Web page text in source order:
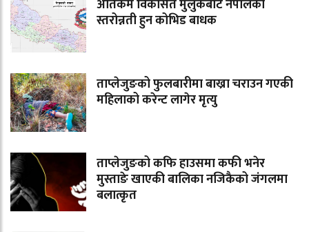
अतिकम विकसित मुलुकबाट नेपालको
स्तरोन्नती हुन कोभिड बाधक
ताप्लेजुङको फुलबारीमा बाख्रा चराउन गएकी
महिलाको करेन्ट लागेर मृत्यु
ताप्लेजुङको कफि हाउसमा कफी भनेर
मुस्ताङे खाएकी बालिका नजिकैको जंगलमा
बलात्कृत